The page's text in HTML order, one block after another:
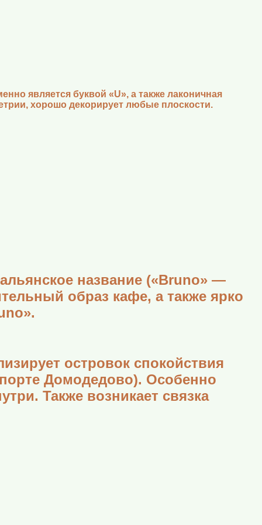
является буквой «U», а также лаконичная
хорошо декорирует любые плоскости.
название («Bruno» —
образ кафе, а также ярко
островок спокойствия
Домодедово). Особенно
Также возникает связка